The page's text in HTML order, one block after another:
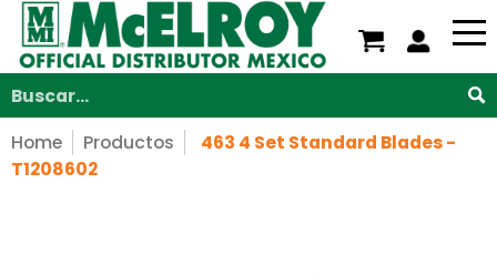
Saltar al contenido principal
Nosotros Servicios Productos Soporte
Buscar...
Home Productos
463 4 Set Standard Blades -
T1208602